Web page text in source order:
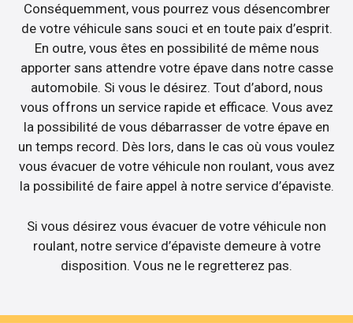
Conséquemment, vous pourrez vous désencombrer
de votre véhicule sans souci et en toute paix d’esprit.
En outre, vous êtes en possibilité de même nous
apporter sans attendre votre épave dans notre casse
automobile. Si vous le désirez. Tout d’abord, nous
vous offrons un service rapide et efficace. Vous avez
la possibilité de vous débarrasser de votre épave en
un temps record. Dès lors, dans le cas où vous voulez
vous évacuer de votre véhicule non roulant, vous avez
la possibilité de faire appel à notre service d’épaviste.
Si vous désirez vous évacuer de votre véhicule non
roulant, notre service d’épaviste demeure à votre
disposition. Vous ne le regretterez pas.